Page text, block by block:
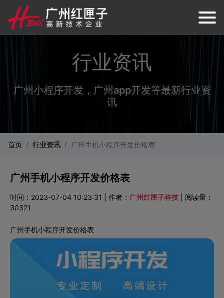
行业资讯
广州小程序开发，广州app开发等最新行业资
讯
首页 行业资讯 广州手机小程序开发价格表
广州手机小程序开发价格表
时间：2023-07-04 10:23:31 | 作者： 广州红匣子科技 | 阅读量：
30321
广州手机小程序开发价格表